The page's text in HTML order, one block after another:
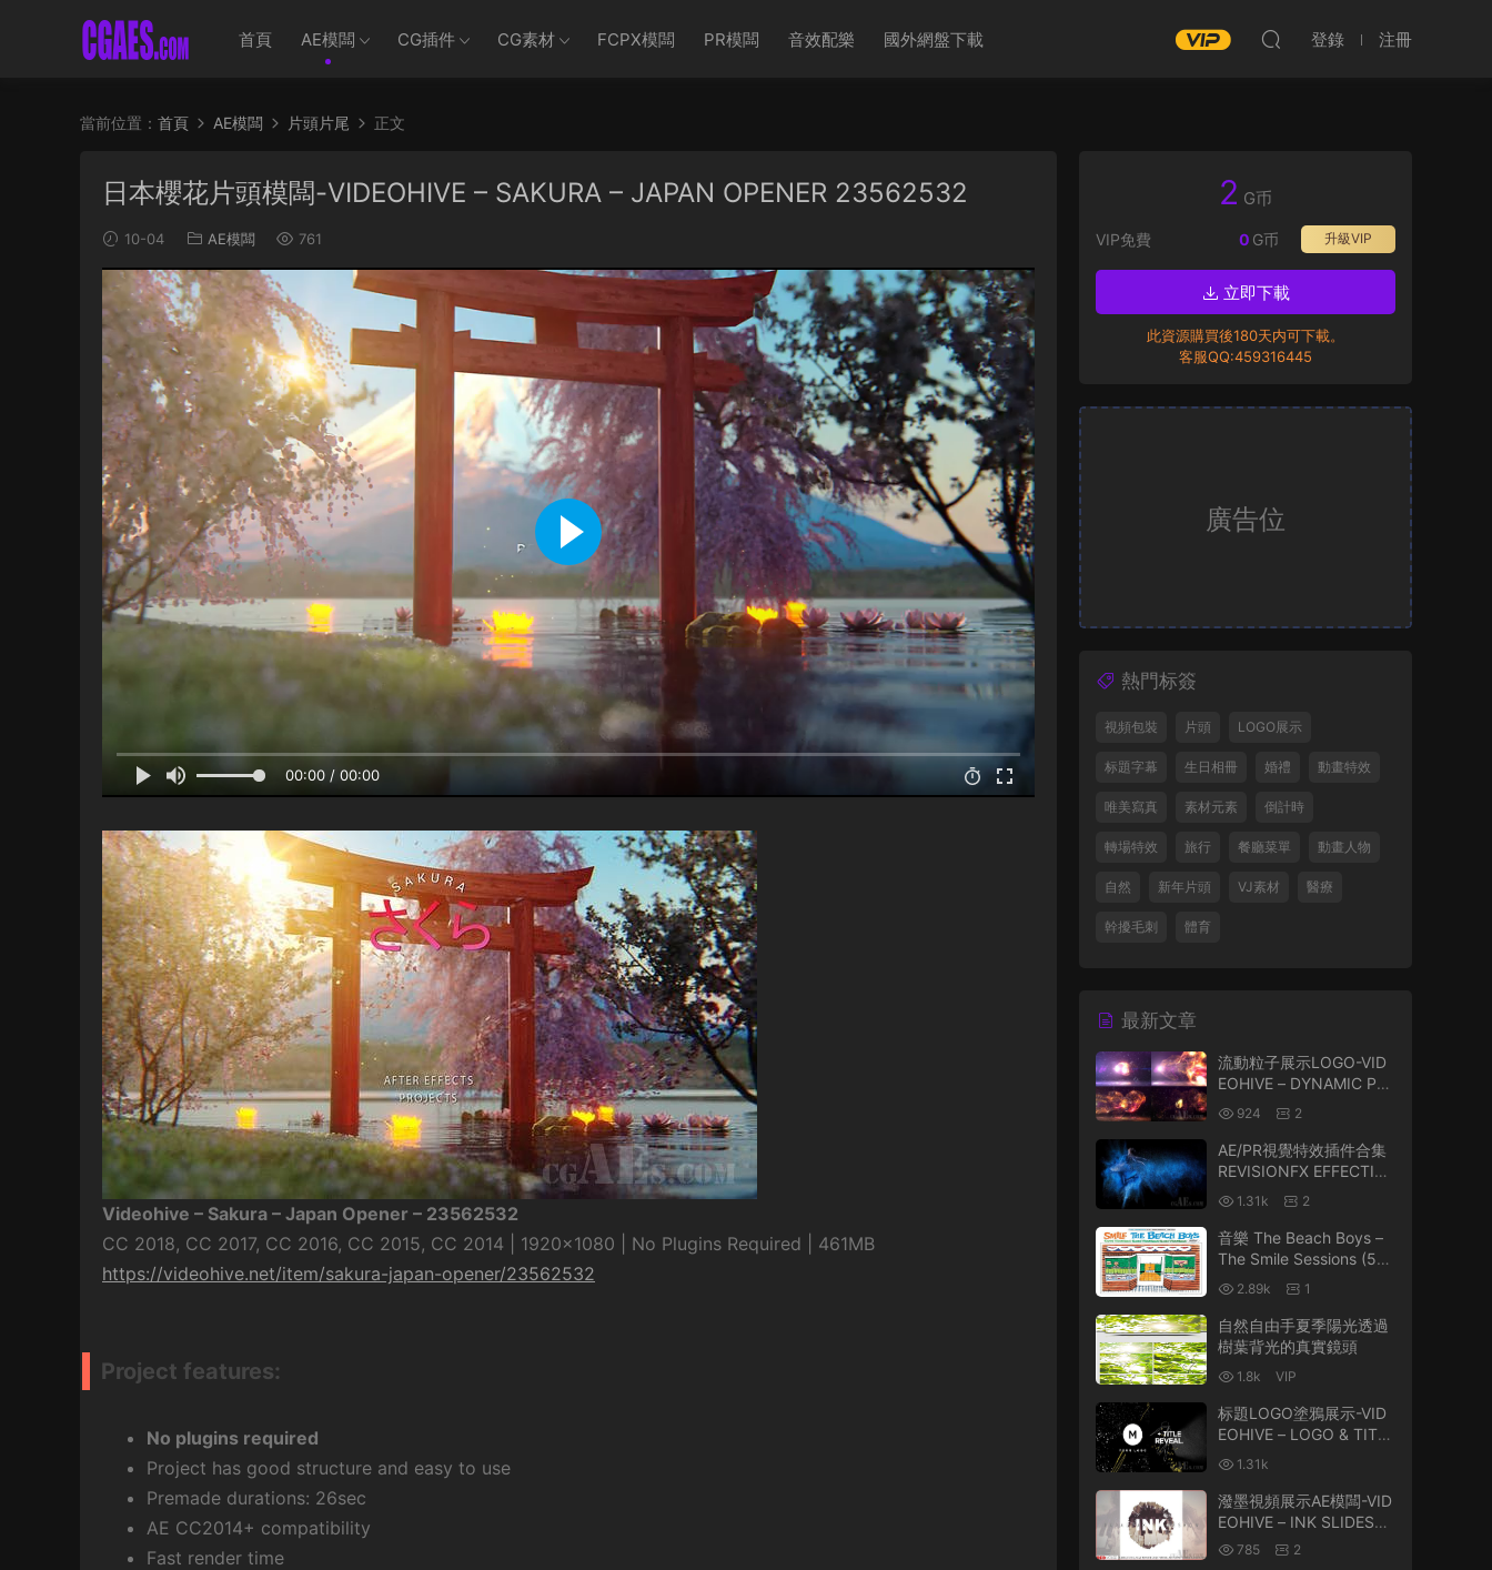
首頁 AE模闆 CG插件 CG素材 FCPX模闆 PR模闆 音效配樂 國外網盤下載 登錄 注冊
當前位置： 首頁 AE模闆 片頭片尾 正文
日本櫻花片頭模闆-VIDEOHIVE – SAKURA – JAPAN OPENER 23562532
10-04 AE模闆 761
00:00 / 00:00
Videohive – Sakura – Japan Opener – 23562532
CC 2018, CC 2017, CC 2016, CC 2015, CC 2014 | 1920×1080 | No Plugins Required | 461MB
https://videohive.net/item/sakura-japan-opener/23562532
Project features:
No plugins required
Project has good structure and easy to use
Premade durations: 26sec
AE CC2014+ compatibility
Fast render time
2 G币
VIP免費 升級VIP
0 G币
立即下載
此資源購買後180天内可下載。
客服QQ:459316445
廣告位
熱門标簽
視頻包裝 片頭 LOGO展示
标題字幕 生日相冊 婚禮 動畫特效
唯美寫真 素材元素 倒計時
轉場特效 旅行 餐廳菜單 動畫人物
自然 新年片頭 VJ素材 醫療
幹擾毛刺 體育
最新文章
流動粒子展示LOGO-VID
EOHIVE – DYNAMIC PAR
TICLES LOGO REVEAL –
25285268
924 2
AE/PR視覺特效插件合集
REVISIONFX EFFECTIO
NS PLUS V21.0 WIN破解
版 含TWIXTOR/FLICKE
R/RSMB
1.31k 2
音樂 The Beach Boys –
The Smile Sessions (5C
D,2011)
2.89k 1
自然自由手夏季陽光透過
樹葉背光的真實鏡頭
1.8k VIP
标題LOGO塗鴉展示-VID
EOHIVE – LOGO & TITLE
REVEAL SCRIBBLE GRU
NGE – 25342864
1.31k
潑墨視頻展示AE模闆-VID
EOHIVE – INK SLIDESH
OW – 18013356
785 2